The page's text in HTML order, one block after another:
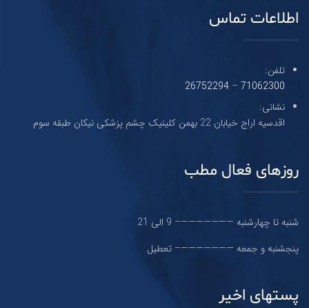
اطلاعات تماس
تلفن:
71062300
–
26752294
نشانی:
اقدسیه اراج خیابان 22 بهمن کلینیک چشم پزشکی نیکان طبقه سوم
روزهای فعال مطب
شنبه تا چهارشنبه ———————– 9 الی 21
پنجشنبه و جمعه ———————– تعطیل
پستهای اخیر